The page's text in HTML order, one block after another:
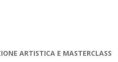
ARTISTICA E MASTERCLASS